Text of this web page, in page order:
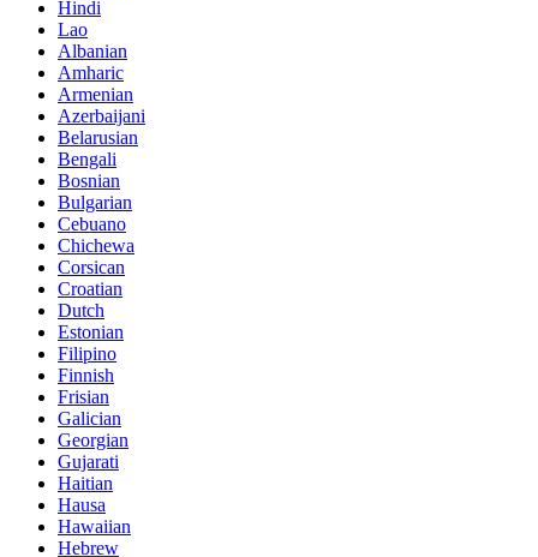
Hindi
Lao
Albanian
Amharic
Armenian
Azerbaijani
Belarusian
Bengali
Bosnian
Bulgarian
Cebuano
Chichewa
Corsican
Croatian
Dutch
Estonian
Filipino
Finnish
Frisian
Galician
Georgian
Gujarati
Haitian
Hausa
Hawaiian
Hebrew